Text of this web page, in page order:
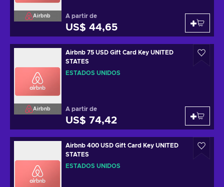
Airbnb A partir de
US$ 44,65
Airbnb
Airbnb 75 USD Gift Card Key UNITED
STATES
ESTADOS UNIDOS
A partir de
US$ 74,42
Airbnb 400 USD Gift Card Key UNITED
STATES
ESTADOS UNIDOS